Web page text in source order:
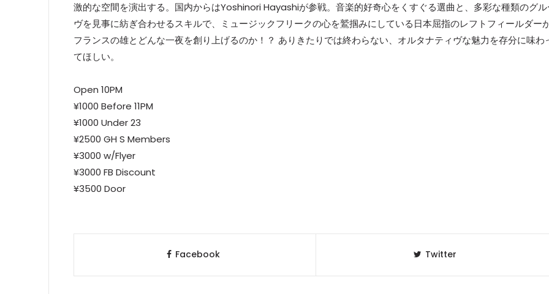
激的な空間を演出する。国内からはYoshinori Hayashiが参戦。音楽的好奇心をくすぐる選曲と、多彩な種類のグル
ヴを見事に紡ぎ合わせるスキルで、ミュージックフリークの心を鷲掴みにしている日本屈指のレフトフィールダー
フランスの雄とどんな一夜を創り上げるのか！？ ありきたりでは終わらない、オルタナティヴな魅力を存分に味わ
てほしい。
Open 10PM
¥1000 Before 11PM
¥1000 Under 23
¥2500 GH S Members
¥3000 w/Flyer
¥3000 FB Discount
¥3500 Door
Facebook Twitter